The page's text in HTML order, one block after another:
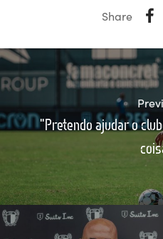
Share
"Pretendo ajudar o